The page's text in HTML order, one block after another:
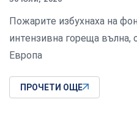
Пожарите избухнаха на
интензивна гореща вълна,
Европа
ПРОЧЕТИ ОЩЕ